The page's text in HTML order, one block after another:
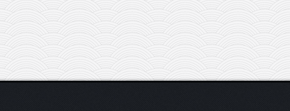
Ланку
всего
за
туда-
обратно!